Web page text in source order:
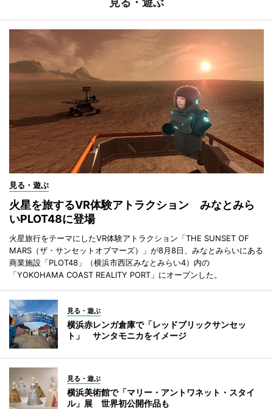
見る・遊ぶ
火星を旅するVR体験アトラクション みなとみら
いPLOT48に登場
火星旅行をテーマにしたVR体験アトラクション「THE SUNSET OF
MARS（ザ・サンセットオブマーズ）」が8月8日、みなとみらいにある
商業施設「PLOT48」（横浜市西区みなとみらい4）内の
「YOKOHAMA COAST REALITY PORT」にオープンした。
見る・遊ぶ
横浜赤レンガ倉庫で「レッドブリックサンセッ
ト」 サンタモニカをイメージ
見る・遊ぶ
横浜美術館で「マリー・アントワネット・スタイ
ル」展 世界初公開作品も